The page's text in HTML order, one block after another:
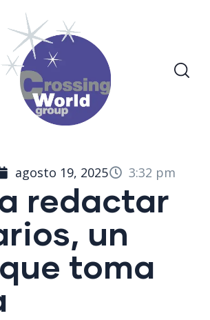
agosto 19, 2025 3:32 pm
redactar
un
toma